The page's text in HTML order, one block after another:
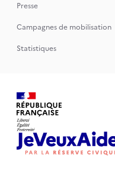
Presse
Campagnes de mobilisation
Statistiques